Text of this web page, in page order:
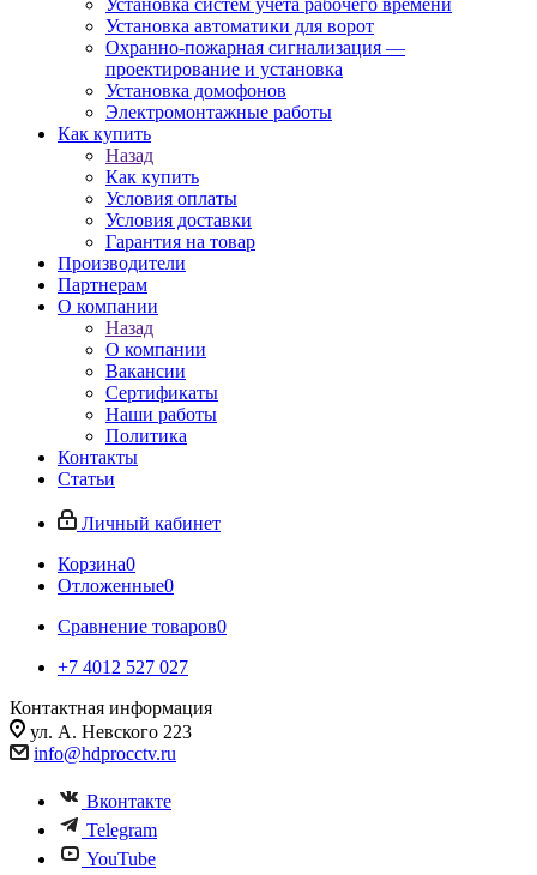
Установка систем учета рабочего времени
Установка автоматики для ворот
Охранно-пожарная сигнализация —
проектирование и установка
Установка домофонов
Электромонтажные работы
Как купить
Назад
Как купить
Условия оплаты
Условия доставки
Гарантия на товар
Производители
Партнерам
О компании
Назад
О компании
Вакансии
Сертификаты
Наши работы
Политика
Контакты
Статьи
Личный кабинет
Корзина0
Отложенные0
Сравнение товаров0
+7 4012 527 027
Контактная информация
ул. А. Невского 223
info@hdprocctv.ru
Вконтакте
Telegram
YouTube